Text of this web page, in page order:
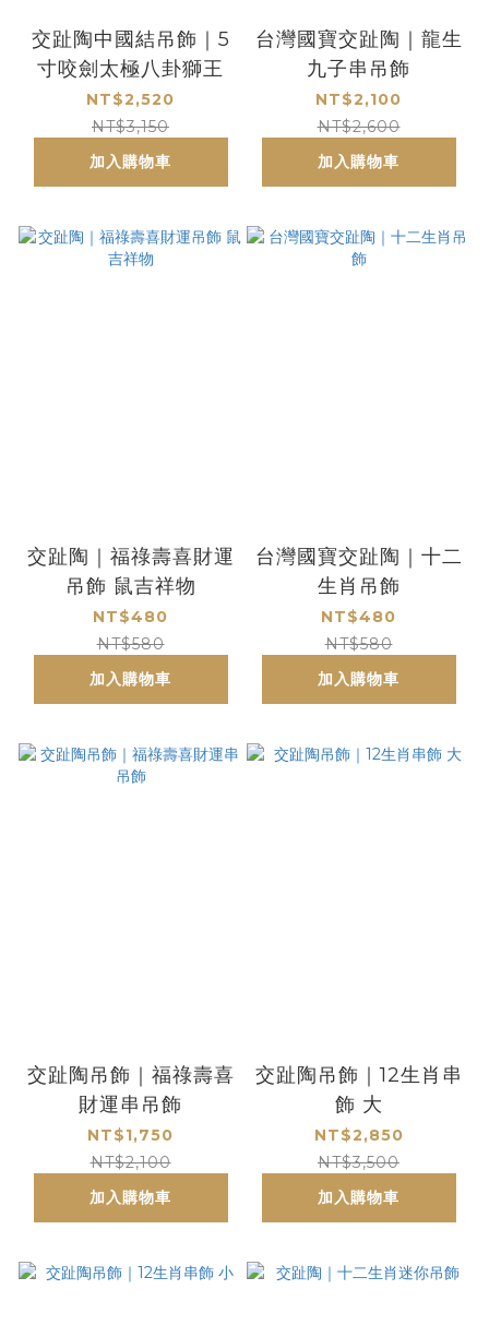
交趾陶中國結吊飾｜5
寸咬劍太極八卦獅王
NT$2,520
NT$3,150
加入購物車
台灣國寶交趾陶｜龍生
九子串吊飾
NT$2,100
NT$2,600
加入購物車
交趾陶｜福祿壽喜財運
吊飾 鼠吉祥物
NT$480
NT$580
加入購物車
台灣國寶交趾陶｜十二
生肖吊飾
NT$480
NT$580
加入購物車
交趾陶吊飾｜福祿壽喜
財運串吊飾
NT$1,750
NT$2,100
加入購物車
交趾陶吊飾｜12生肖串
飾 大
NT$2,850
NT$3,500
加入購物車